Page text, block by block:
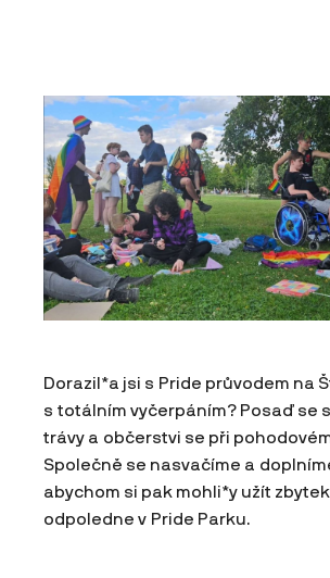
Dorazil*a jsi s Pride průvodem na
s totálním vyčerpáním? Posaď se
trávy a občerstvi se při
Společně se nasvačíme a
abychom si pak mohli*y užít zbytek
odpoledne v Pride Parku.